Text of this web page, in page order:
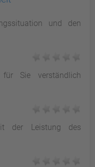
und den
Sie verständlich
der Leistung des